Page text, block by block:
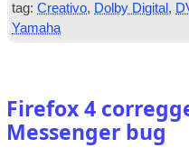
tag: Creativo, Dolby Digital ,
Yamaha
Firefox 4
Messenger bug